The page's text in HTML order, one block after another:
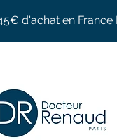
d'achat en